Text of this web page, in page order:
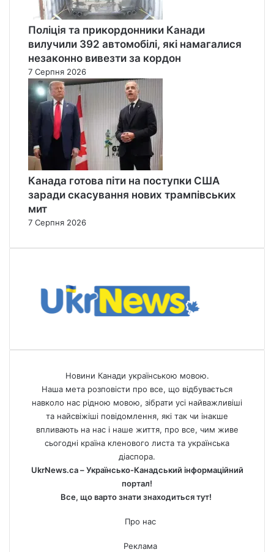
Поліція та прикордонники Канади
вилучили 392 автомобілі, які намагалися
незаконно вивезти за кордон
7 Серпня 2026
Канада готова піти на поступки США
заради скасування нових трампівських
мит
7 Серпня 2026
Новини Канади українською мовою.
Наша мета розповісти про все, що відбувається
навколо нас рідною мовою, зібрати усі найважливіші
та найсвіжіші повідомлення, які так чи інакше
впливають на нас і наше життя, про все, чим живе
сьогодні країна кленового листа та українська
діаспора.
UkrNews.ca – Українсько-Канадський інформаційний
портал!
Все, що варто знати знаходиться тут!
Про нас
Реклама